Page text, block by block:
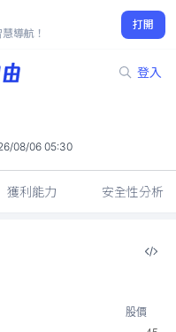
導航！
打開
登入
08/06 05:30
獲利能力 安全性分析